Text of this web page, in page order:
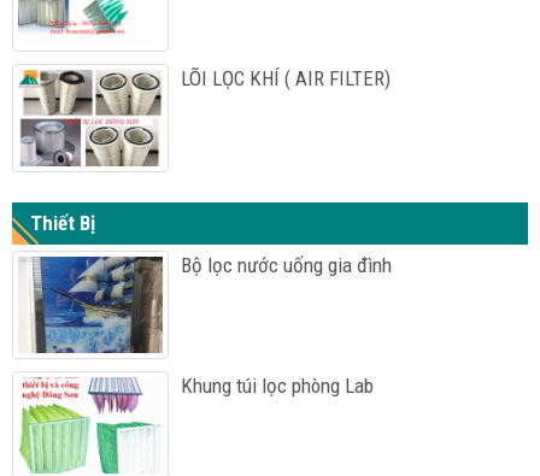
LÕI LỌC KHÍ ( AIR FILTER)
Thiết Bị
Bộ lọc nước uống gia đình
Khung túi lọc phòng Lab